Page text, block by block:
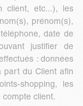
client, etc...), les
prénom(s),
date de
justifier de
: données
part du Client afin
shopping, les
compte client.